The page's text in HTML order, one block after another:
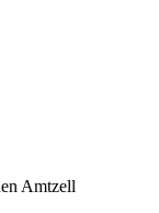
Amtzell